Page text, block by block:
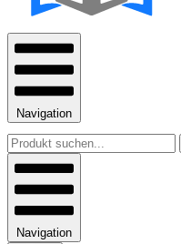
Navigation
Navigation